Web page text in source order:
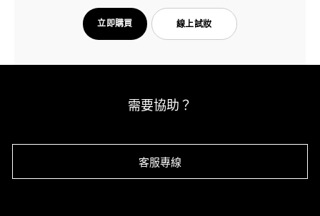
立即購買 線上試妝
需要協助？
客服專線